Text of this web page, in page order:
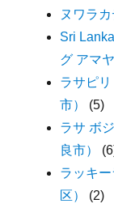
ヌワラ
Sri
グ アマヤ
ラサピ
市）
(5)
ラサ ボ
良市）
ラッキ
区）
(2)